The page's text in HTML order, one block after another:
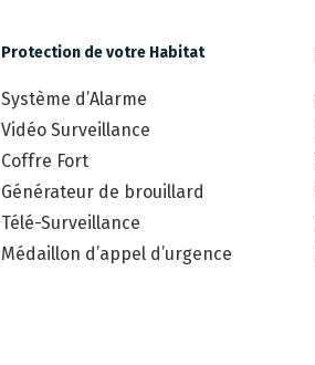
Protection de votre Habitat
Système d’Alarme
Vidéo Surveillance
Coffre Fort
Générateur de brouillard
Télé-Surveillance
Médaillon d’appel d’urgence